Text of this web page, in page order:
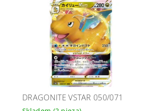
DRAGONITE VSTAR 050/071